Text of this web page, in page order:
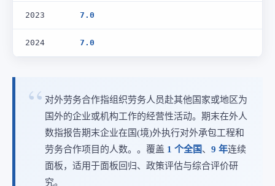
2023 7.0
2024 7.0
对外劳务合作指组织劳务人员赴其他国家或地区为
国外的企业或机构工作的经营性活动。期末在外人
数指报告期末企业在国(境)外执行对外承包工程和
劳务合作项目的人数。。覆盖 1 个全国、 9 年连续
面板，适用于面板回归、政策评估与综合评价研
究。